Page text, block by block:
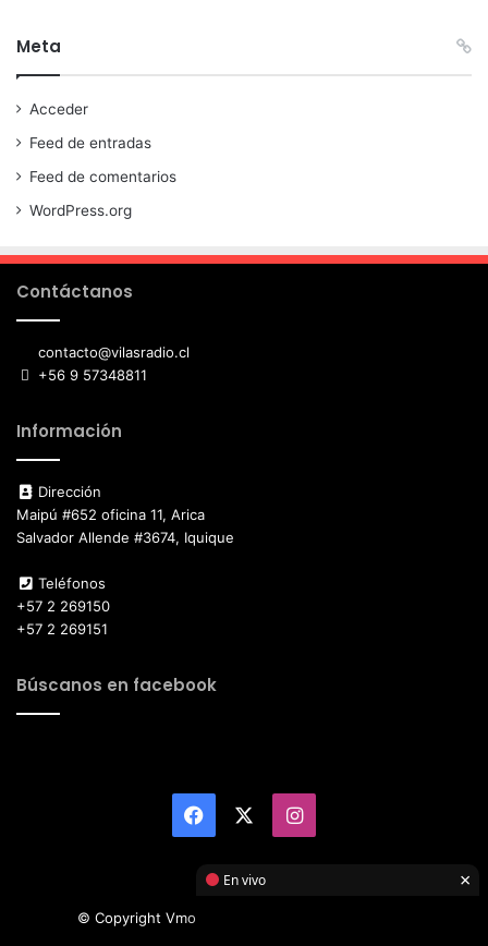
Meta
Acceder
Feed de entradas
Feed de comentarios
WordPress.org
Contáctanos
contacto@vilasradio.cl
+56 9 57348811
Información
Dirección
Maipú #652 oficina 11, Arica
Salvador Allende #3674, Iquique
Teléfonos
+57 2 269150
+57 2 269151
Búscanos en facebook
Facebook Instagram
© Copyright Vmotor TI 2026, All Rights Reserved
En vivo ×